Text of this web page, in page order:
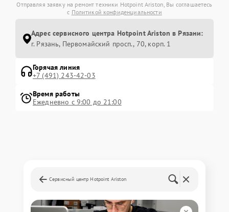
Отправляя заявку на ремонт техники Hotpoint Ariston, Вы соглашаетесь
с Политикой конфиденциальности
Адрес сервисного центра Hotpoint Ariston в Рязани:
г. Рязань, Первомайский просп., 70, корп. 1
Горячая линия
+7 (491) 243-42-03
Время работы
Ежедневно с 9:00 до 21:00
Сервисный центр Hotpoint Ariston